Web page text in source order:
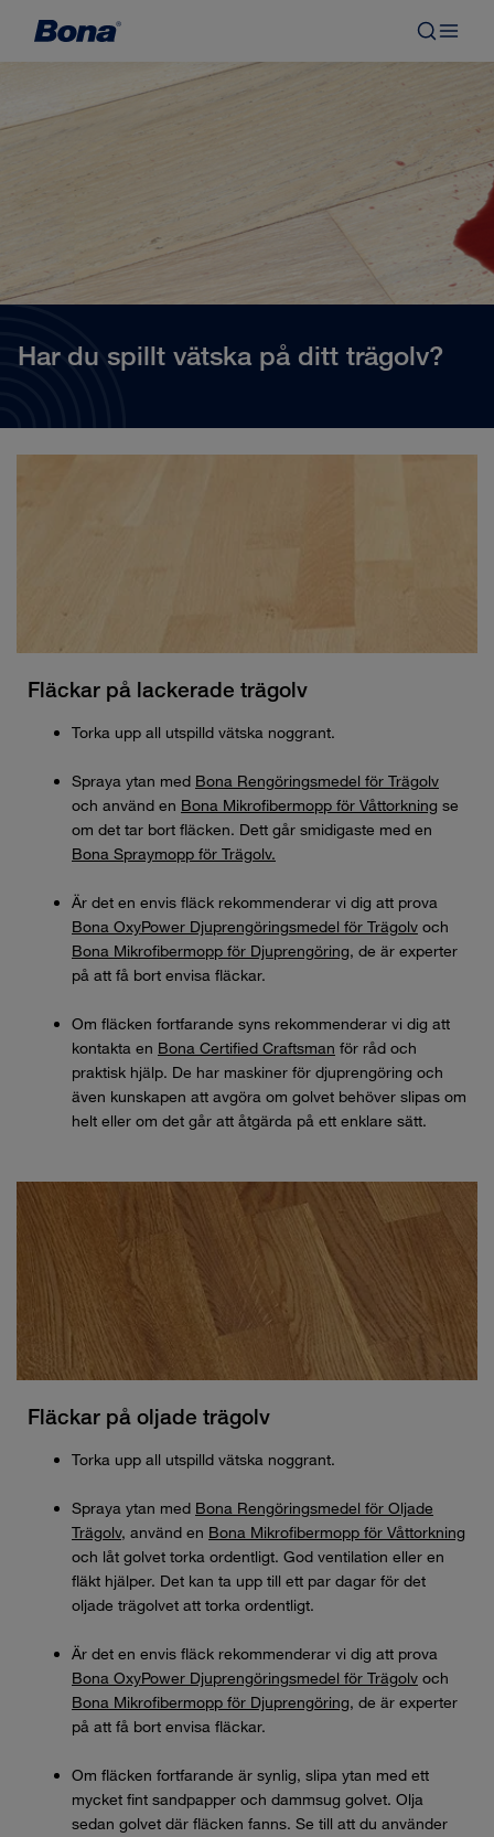
Har du spillt vätska på ditt trägolv?
Fläckar på lackerade trägolv
Torka upp all utspilld vätska noggrant.
Spraya ytan med Bona Rengöringsmedel för Trägolv
och använd en Bona Mikrofibermopp för Våttorkning se
om det tar bort fläcken. Dett går smidigaste med en
Bona Spraymopp för Trägolv.
Är det en envis fläck rekommenderar vi dig att prova
Bona OxyPower Djuprengöringsmedel för Trägolv och
Bona Mikrofibermopp för Djuprengöring, de är experter
på att få bort envisa fläckar.
Om fläcken fortfarande syns rekommenderar vi dig att
kontakta en Bona Certified Craftsman för råd och
praktisk hjälp. De har maskiner för djuprengöring och
även kunskapen att avgöra om golvet behöver slipas om
helt eller om det går att åtgärda på ett enklare sätt.
Fläckar på oljade trägolv
Torka upp all utspilld vätska noggrant.
Spraya ytan med Bona Rengöringsmedel för Oljade
Trägolv, använd en Bona Mikrofibermopp för Våttorkning
och låt golvet torka ordentligt. God ventilation eller en
fläkt hjälper. Det kan ta upp till ett par dagar för det
oljade trägolvet att torka ordentligt.
Är det en envis fläck rekommenderar vi dig att prova
Bona OxyPower Djuprengöringsmedel för Trägolv och
Bona Mikrofibermopp för Djuprengöring, de är experter
på att få bort envisa fläckar.
Om fläcken fortfarande är synlig, slipa ytan med ett
mycket fint sandpapper och dammsug golvet. Olja
sedan golvet där fläcken fanns. Se till att du använder